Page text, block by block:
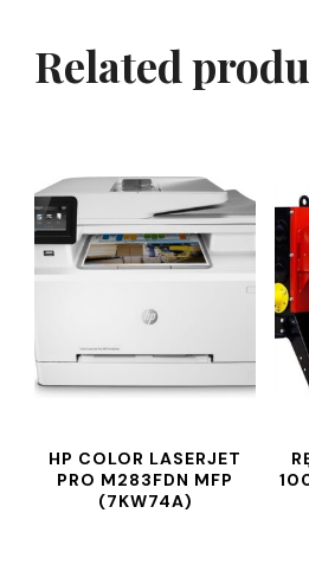
Related
HP COLOR LASERJET
PRO M283FDN MFP
(7KW74A)